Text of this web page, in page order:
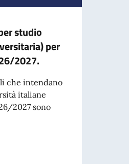
studio
per
2027.
che intendano
italiane
2027 sono
studio (immatricolazione